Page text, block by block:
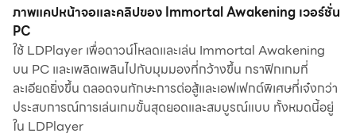
เมื่อคุณเล่น Immortal Awakening บนคอมพิวเตอร์ ในฐานะผู้
เล่นครั้งแรกที่ต้องการเปิดบัญชีใหม่ ฟังก์ชันเปิดหลายตัวและ
ซิงโครไนเซอร์มีประโยชน์มากสำหรับการจับรางวัลครั้งแรก
คุณสามารถใช้มันเพื่อคัดลอกโปรแกรมจำลองหลายตัวและ
เริ่มกระบวนการซิงโครไนซ์ ผูกบัญชีของคุณจนกว่าคุณจะจั่ว
ฮีโร่ที่คุณชื่นชอบ
ภาพแคปหน้าจอและคลิปของ Immortal Awakening เวอร์ชั่น
PC
ใช้ LDPlayer เพื่อดาวน์โหลดและเล่น Immortal Awakening
บน PC และเพลิดเพลินไปกับมุมมองที่กว้างขึ้น กราฟิกเกมที่
ละเอียดยิ่งขึ้น ตลอดจนทักษะการต่อสู้และเอฟเฟกต์พิเศษที่เจ๋งกว่า
ประสบการณ์การเล่นเกมขั้นสุดยอดและสมบูรณ์แบบ ทั้งหมดนี้อยู่
ใน LDPlayer